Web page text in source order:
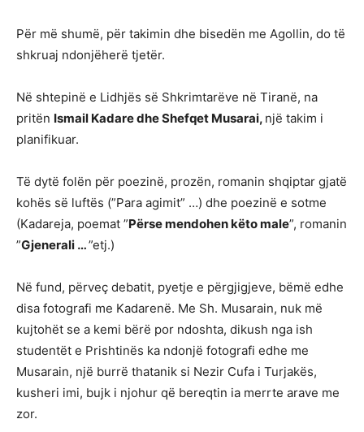
Për më shumë, për takimin dhe bisedën me Agollin, do të
shkruaj ndonjëherë tjetër.
Në shtepinë e Lidhjës së Shkrimtarëve në Tiranë, na
pritën Ismail Kadare dhe Shefqet Musarai, një takim i
planifikuar.
Të dytë folën për poezinë, prozën, romanin shqiptar gjatë
kohës së luftës (”Para agimit” …) dhe poezinë e sotme
(Kadareja, poemat ”Përse mendohen këto male”, romanin
”Gjenerali …”etj.)
Në fund, përveç debatit, pyetje e përgjigjeve, bëmë edhe
disa fotografi me Kadarenë. Me Sh. Musarain, nuk më
kujtohët se a kemi bërë por ndoshta, dikush nga ish
studentët e Prishtinës ka ndonjë fotografi edhe me
Musarain, një burrë thatanik si Nezir Cufa i Turjakës,
kusheri imi, bujk i njohur që bereqtin ia merrte arave me
zor.